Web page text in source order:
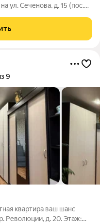
ул. Сеченова, д. 15 (пос.
31 кв м - жилая 19 кв м -
9